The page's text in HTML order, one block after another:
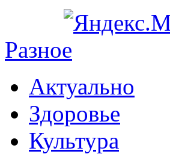
Разное
Актуально
Здоровье
Культура